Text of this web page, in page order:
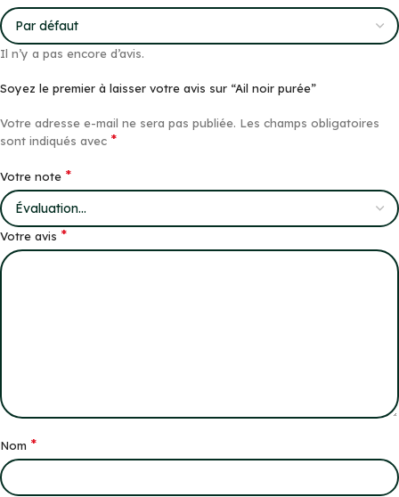
Il n’y a pas encore d’avis.
Soyez le premier à laisser votre avis sur “Ail noir purée”
Votre adresse e-mail ne sera pas publiée. Les champs obligatoires
sont indiqués avec *
Votre note *
Votre avis *
Nom *